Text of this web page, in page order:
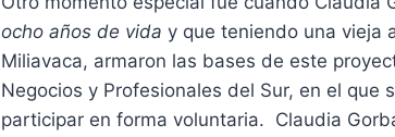
ocho años de vida y que teniendo una vieja
Miliavaca, armaron las bases de este
Negocios y Profesionales del Sur, en el que
participar en forma voluntaria. Claudia